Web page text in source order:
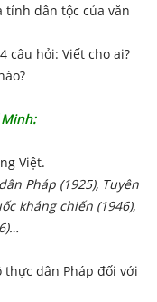
tính dân tộc của văn
câu hỏi: Viết cho ai?
Việt.
Pháp (1925), Tuyên
kháng chiến (1946),
thực dân Pháp đối với